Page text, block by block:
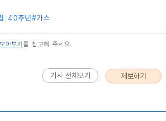
40주년#가스
아보기 를 참고해 주세요.
기사 전체보기 제보하기